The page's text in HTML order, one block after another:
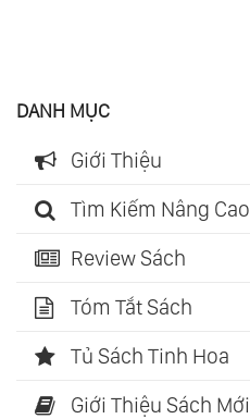
DANH MỤC
Giới Thiệu
Tìm Kiếm Nâng Cao
Review Sách
Tóm Tắt Sách
Tủ Sách Tinh Hoa
Giới Thiệu Sách Mới